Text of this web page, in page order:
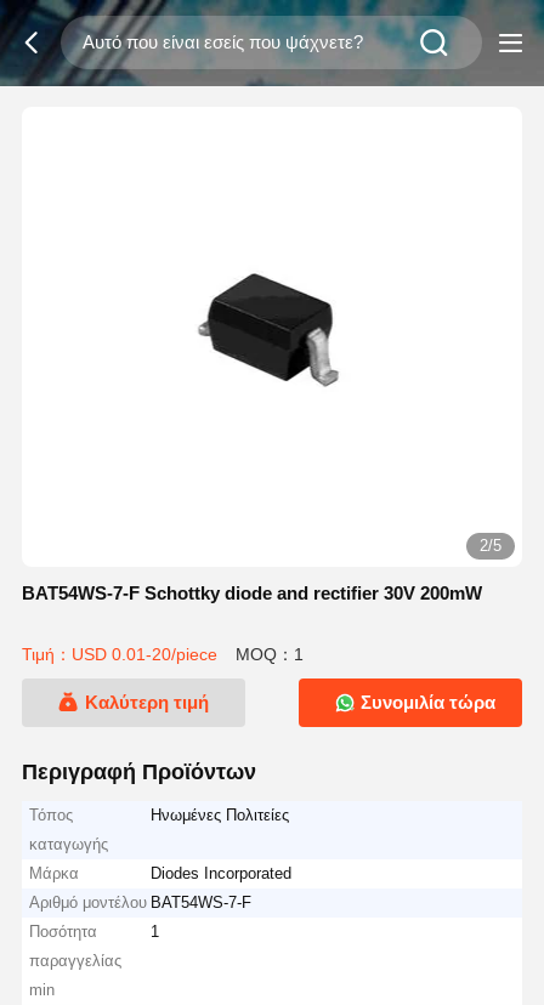
2/5
BAT54WS-7-F Schottky diode and rectifier 30V 200mW
Τιμή：USD 0.01-20/piece MOQ：1
Καλύτερη τιμή Συνομιλία τώρα
Περιγραφή Προϊόντων
Τόπος
καταγωγής
Ηνωμένες Πολιτείες
Μάρκα
Diodes Incorporated
Αριθμό μοντέλου ΒΑΤ54WS-7-F
Ποσότητα
παραγγελίας
min
1